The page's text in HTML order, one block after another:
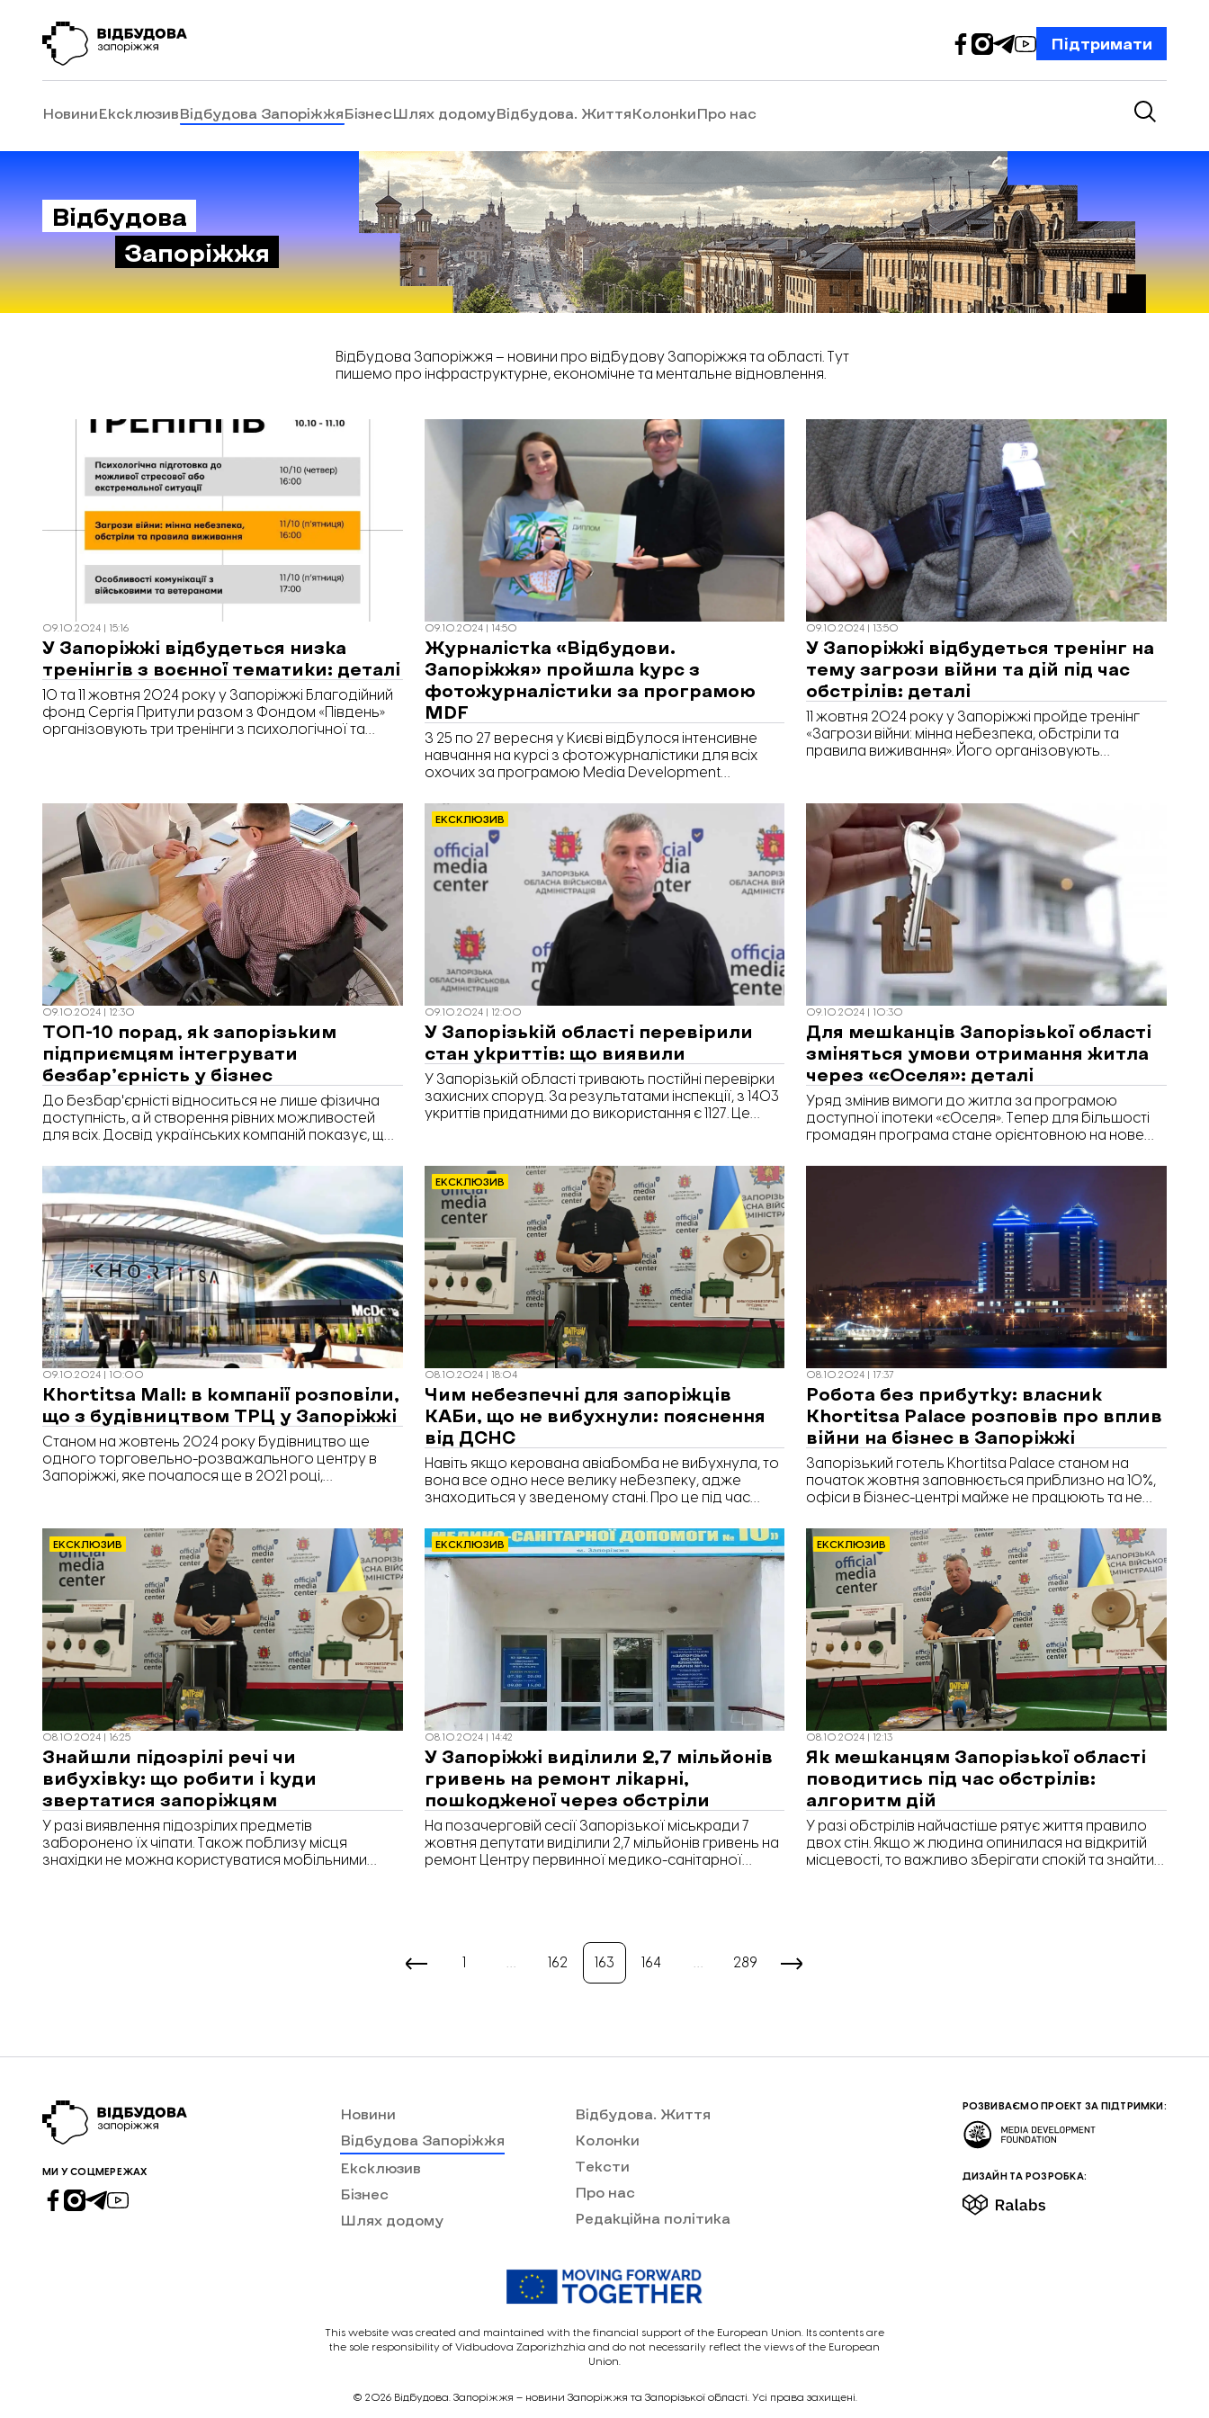
Підтримати
НовиниЕксклюзивВідбудова ЗапоріжжяБізнесШлях додомуВідбудова. ЖиттяКолонкиПро нас
Відбудова
Запоріжжя
Відбудова Запоріжжя – новини про відбудову Запоріжжя та області. Тут
пишемо про інфраструктурне, економічне та ментальне відновлення.
09.10.2024 | 15:16
У Запоріжжі відбудеться низка
тренінгів з воєнної тематики: деталі
10 та 11 жовтня 2024 року у Запоріжжі Благодійний
фонд Сергія Притули разом з Фондом «Південь»
організовують три тренінги з психологічної та
09.10.2024 | 14:50
Журналістка «Відбудови.
Запоріжжя» пройшла курс з
фотожурналістики за програмою
MDF
З 25 по 27 вересня у Києві відбулося інтенсивне
навчання на курсі з фотожурналістики для всіх
охочих за програмою Media Development
Ганна Добрянська успішно пройшла курс і
отримала сертифікат.
09.10.2024 | 13:50
У Запоріжжі відбудеться тренінг на
тему загрози війни та дій під час
обстрілів: деталі
11 жовтня 2024 року у Запоріжжі пройде тренінг
«Загрози війни: мінна небезпека, обстріли та
правила виживання». Його організовують
бажаючі.
09.10.2024 | 12:30
ТОП-10 порад, як запорізьким
підприємцям інтегрувати
безбар’єрність у бізнес
До безбар'єрністі відноситься не лише фізична
доступність, а й створення рівних можливостей
для всіх. Досвід українських компаній показує, що
які не потребують великих вкладень. Про це
говорили на дискусійному клубі Havas Talks,
передає «Відбудова. Запоріжжя».
ЕКСКЛЮЗИВ
09.10.2024 | 12:00
У Запорізькій області перевірили
стан укриттів: що виявили
У Запорізькій області тривають постійні перевірки
захисних споруд. За результатами інспекції, з 1403
укриттів придатними до використання є 1127. Це
заступник голови Запорізької ОДА Євген
Мироненко під час брифінгу, передає
кореспондент «Відбудови. Запоріжжя».
09.10.2024 | 10:30
Для мешканців Запорізької області
зміняться умови отримання житла
через «єОселя»: деталі
Уряд змінив вимоги до житла за програмою
доступної іпотеки «єОселя». Тепер для більшості
громадян програма стане орієнтовною на нове
роки тому. А ВПО зможуть купувати житло віком до
09.10.2024 | 10:00
Khortitsa Mall: в компанії розповіли,
що з будівництвом ТРЦ у Запоріжжі
Станом на жовтень 2024 року будівництво ще
одного торговельно-розважального центру в
Запоріжжі, яке почалося ще в 2021 році,
компанії-власника готелю Budhouse Group, голова
Української ради торгових центрів Максим
Гаврюшин, повідомляє «Відбудова. Запоріжжя».
ЕКСКЛЮЗИВ
08.10.2024 | 18:04
Чим небезпечні для запоріжців
КАБи, що не вибухнули: пояснення
від ДСНС
Навіть якщо керована авіабомба не вибухнула, то
вона все одно несе велику небезпеку, адже
знаходиться у зведеному стані. Про це під час
служби цивільного захисту, головний фахівець
відділу гуманітарного розмінування управління
реагування на надзвичайні ситуації ситуації ГУ
ДСНС Запорізькій області, передає «Відбудова.
Запоріжжя».
08.10.2024 | 17:37
Робота без прибутку: власник
Khortitsa Palace розповів про вплив
війни на бізнес в Запоріжжі
Запорізький готель Khortitsa Palace станом на
початок жовтня заповнюється приблизно на 10%,
офіси в бізнес-центрі майже не працюють та не
орендну плату. Про це в інтервʼю Forbes розповів
операційний директор компанії-власника готелю
Budhouse Group, голова Української ради
торгових центрів Максим Гаврюшин, повідомляє
«Відбудова. Запоріжжя».
ЕКСКЛЮЗИВ
08.10.2024 | 16:25
Знайшли підозрілі речі чи
вибухівку: що робити і куди
звертатися запоріжцям
У разі виявлення підозрілих предметів
заборонено їх чіпати. Також поблизу місця
знахідки не можна користуватися мобільними
ЕКСКЛЮЗИВ
08.10.2024 | 14:42
У Запоріжжі виділили 2,7 мільйонів
гривень на ремонт лікарні,
пошкодженої через обстріли
На позачерговій сесії Запорізької міськради 7
жовтня депутати виділили 2,7 мільйонів гривень на
ремонт Центру первинної медико-санітарної
ЕКСКЛЮЗИВ
08.10.2024 | 12:13
Як мешканцям Запорізької області
поводитись під час обстрілів:
алгоритм дій
У разі обстрілів найчастіше рятує життя правило
двох стін. Якщо ж людина опинилася на відкритій
місцевості, то важливо зберігати спокій та знайти
… 162 163 164 … 289
МИ У СОЦМЕРЕЖАХ
Новини
Відбудова Запоріжжя
Ексклюзив
Бізнес
Шлях додому
Відбудова. Життя
Колонки
Тексти
Про нас
Редакційна політика
РОЗВИВАЄМО ПРОЕКТ ЗА ПІДТРИМКИ:
ДИЗАЙН ТА РОЗРОБКА:
This website was created and maintained with the financial support of the European Union. Its contents are
the sole responsibility of Vidbudova Zaporizhzhia and do not necessarily reflect the views of the European
Union.
© 2026 Відбудова. Запоріжжя – новини Запоріжжя та Запорізької області. Усі права захищені.